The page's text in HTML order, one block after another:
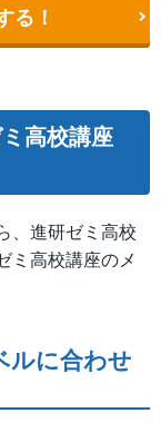
る！
高校講座
、進研ゼミ高校
ミ高校講座のメ
ルに合わせ